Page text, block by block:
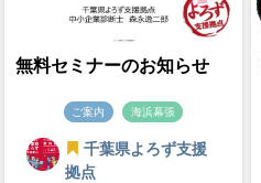
無料セミナーのお知らせ
ご案内 海浜幕張
千葉県よろず支援
拠点